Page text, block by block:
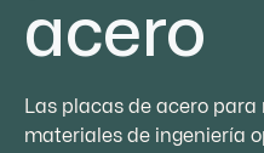
acero
Las placas de acero
materiales de ingeniería